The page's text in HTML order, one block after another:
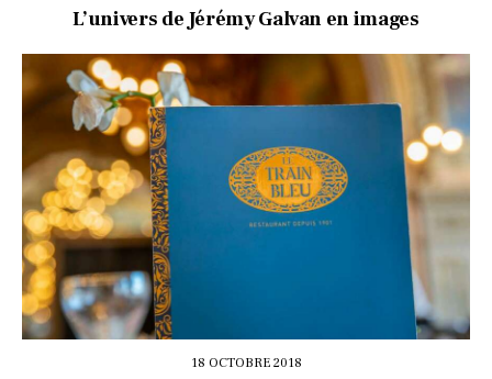
L’univers de Jérémy Galvan en images
18 OCTOBRE 2018